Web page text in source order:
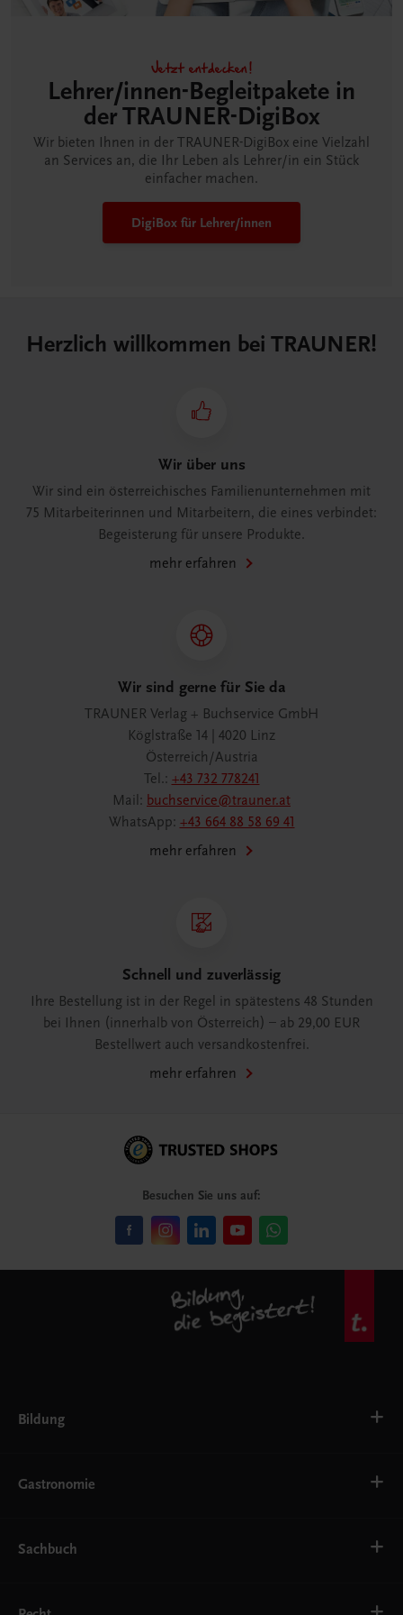
Jetzt entdecken!
Lehrer/innen-Begleitpakete in
der TRAUNER-DigiBox
Wir bieten Ihnen in der TRAUNER-DigiBox eine Vielzahl
an Services an, die Ihr Leben als Lehrer/in ein Stück
einfacher machen.
DigiBox für Lehrer/innen
Herzlich willkommen bei TRAUNER!
Wir über uns
Wir sind ein österreichisches Familienunternehmen mit
75 Mitarbeiterinnen und Mitarbeitern, die eines verbindet:
Begeisterung für unsere Produkte.
mehr erfahren
Wir sind gerne für Sie da
TRAUNER Verlag + Buchservice GmbH
Köglstraße 14 | 4020 Linz
Österreich/Austria
Tel.: +43 732 778241
Mail: buchservice@trauner.at
WhatsApp: +43 664 88 58 69 41
mehr erfahren
Schnell und zuverlässig
Ihre Bestellung ist in der Regel in spätestens 48 Stunden
bei Ihnen (innerhalb von Österreich) – ab 29,00 EUR
Bestellwert auch versandkostenfrei.
mehr erfahren
Besuchen Sie uns auf:
Bildung
AHS
EWF/ZWF
FW
Gastronomie
Getränke
Service
Sachbuch